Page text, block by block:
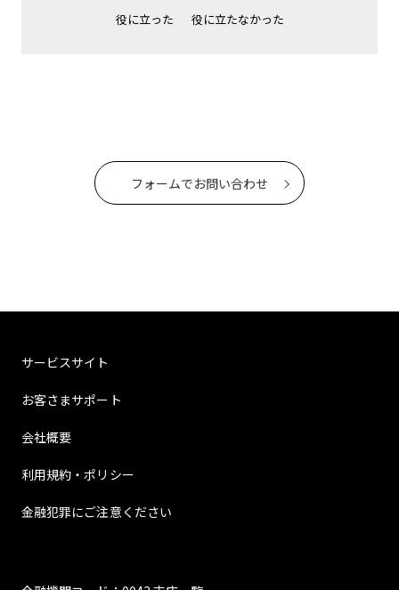
役に立った 役に立たなかった
フォームでお問い合わせ
サービスサイト
お客さまサポート
会社概要
利用規約・ポリシー
金融犯罪にご注意ください